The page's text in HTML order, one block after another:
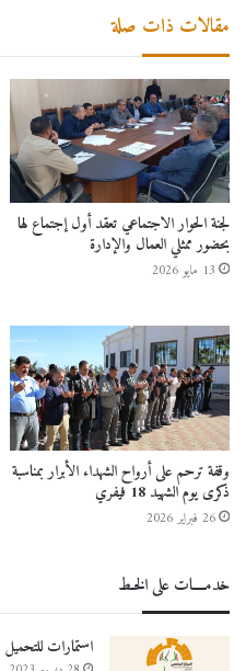
مقالات ذات صلة
لجنة الحوار الاجتماعي تعقد أول إجتماع لها
بحضور ممثلي العمال والإدارة
13 مايو 2026
وقفة ترحم على أرواح الشهداء الأبرار بمناسبة
ذكرى يوم الشهيد 18 فيفري
26 فبراير 2026
خدمــــات على الخـط
استمارات للتحميل